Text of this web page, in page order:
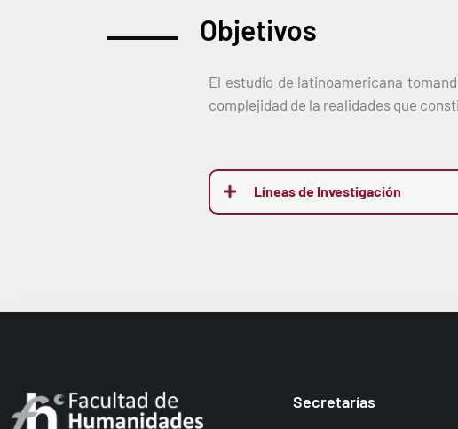
Objetivos
El estudio de latinoamericana
complejidad de la realidades que
Líneas de Investigación
Secretarías